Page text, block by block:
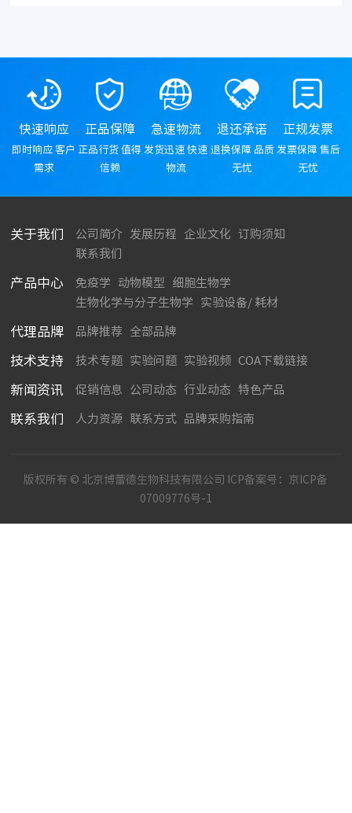
快速响应
即时响应 客户
需求
正品保障
正品行货 值得
信赖
急速物流
发货迅速 快速
物流
退还承诺
退换保障 品质
无忧
正规发票
发票保障 售后
无忧
关于我们 公司简介 发展历程 企业文化
订购须知
联系我们
产品中心 免疫学 动物模型
细胞生物学
生物化学与分子生物学
实验设备/ 耗材
代理品牌 品牌推荐 全部品牌
技术支持 技术专题 实验问题 实验视频 COA下载链接
新闻资讯 促销信息 公司动态 行业动态 特色产品
联系我们 人力资源 联系方式 品牌采购指南
版权所有 © 北京博蕾德生物科技有限公司 ICP备案号： 京ICP备
07009776号-1